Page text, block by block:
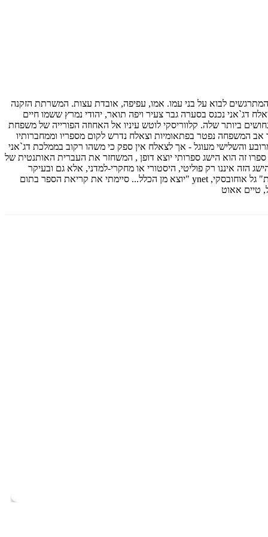
ואסון המתרגשים לבוא על בני עמו. אמו, עפיפה, אובדת עצות. המשרתת הזקנה
דג`אני נכנס בסערה גבר צעיר ויפה תואר, יהודי נמרץ ששמו חיים
ביותר שלה. קלווריסקי לוטש עיניו אל האחוזה הפורייה של משפחת
המשפחה נפטר בפתאומיות וצאלח נדרש לקום מספריו וממחברותיו
והשלישי מעוגל - אך לצאלח אין ספק כי משהו רקוב בממלכת דג`אני
ספרו זה הוא הישג ספרותי יוצא דופן , המשחזר את העברית האותנטית של
איננו רק פוליטי, היסטורי או מחקרי-למדני, אלא גם ובעיקר
ספרותי, סגנוני ולשוני'' שירה סתיו, ספרים, הארץ "רומן מפתיע ומצטיין, הממצב את אלון חילו במקום טוב בשורה הראשונה של הספרות העברית הרצינית" גל אוחובסקי, ynet "יוצא מן הכלל... סיימתי את קריאת הספר בתום
טיים אאוט